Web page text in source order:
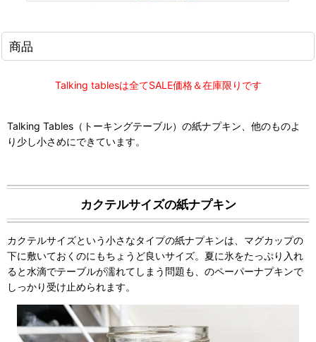
商品
Talking tablesは全てSALE価格＆在庫限りです
Talking Tables（トーキングテーブル）の紙ナプキン、他のものよ
り少し小さめにできています。
カクテルサイズの紙ナプキン
カクテルサイズという小さなタイプの紙ナプキンは、マグカップの
下に敷いておくのにもちょうど良いサイズ。夏に氷をたっぷり入れ
ると水滴でテーブルが濡れてしまう問題も、のペーパーナプキンで
しっかり受け止められます。